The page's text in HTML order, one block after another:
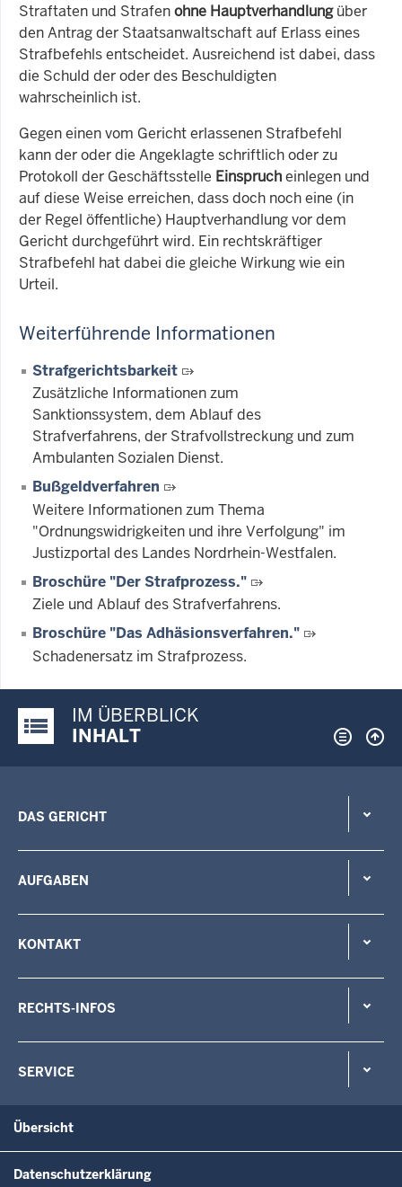
Straftaten und Strafenohne Hauptverhandlungüber
den Antrag der Staatsanwaltschaft auf Erlass eines
Strafbefehls entscheidet. Ausreichend ist dabei, dass
die Schuld der oder des Beschuldigten
wahrscheinlich ist.
Gegen einen vom Gericht erlassenen Strafbefehl
kann der oder die Angeklagte schriftlich oder zu
Protokoll der Geschäftsstelle Einsprucheinlegen und
auf diese Weise erreichen, dass doch noch eine (in
der Regel öffentliche) Hauptverhandlung vor dem
Gericht durchgeführt wird. Ein rechtskräftiger
Strafbefehl hat dabei die gleiche Wirkung wie ein
Urteil.
Weiterführende Informationen
Strafgerichtsbarkeit
Zusätzliche Informationen zum
Sanktionssystem, dem Ablauf des
Strafverfahrens, der Strafvollstreckung und zum
Ambulanten Sozialen Dienst.
Bußgeldverfahren
Weitere Informationen zum Thema
"Ordnungswidrigkeiten und ihre Verfolgung" im
Justizportal des Landes Nordrhein-Westfalen.
Broschüre "Der Strafprozess."
Ziele und Ablauf des Strafverfahrens.
Broschüre "Das Adhäsionsverfahren."
Schadenersatz im Strafprozess.
Justiz-Portal im Überblick:
IM ÜBERBLICK
INHALT
DAS GERICHT
AUFGABEN
KONTAKT
RECHTS-INFOS
SERVICE
Übersicht
Datenschutzerklärung